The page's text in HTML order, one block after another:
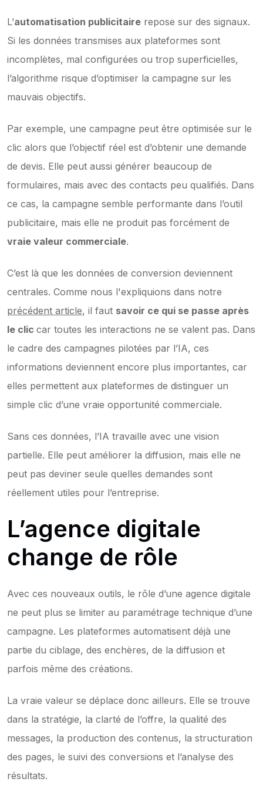
L’automatisation publicitaire repose sur des signaux.
Si les données transmises aux plateformes sont
incomplètes, mal configurées ou trop superficielles,
l’algorithme risque d’optimiser la campagne sur les
mauvais objectifs.
Par exemple, une campagne peut être optimisée sur le
clic alors que l’objectif réel est d’obtenir une demande
de devis. Elle peut aussi générer beaucoup de
formulaires, mais avec des contacts peu qualifiés. Dans
ce cas, la campagne semble performante dans l’outil
vraie valeur commerciale.
C’est là que les données de conversion deviennent
précédent article, il faut savoir ce qui se passe après
le clic car toutes les interactions ne se valent pas. Dans
le cadre des campagnes pilotées par l’IA, ces
informations deviennent encore plus importantes, car
elles permettent aux plateformes de distinguer un
simple clic d’une vraie opportunité commerciale.
Sans ces données, l’IA travaille avec une vision
partielle. Elle peut améliorer la diffusion, mais elle ne
peut pas deviner seule quelles demandes sont
réellement utiles pour l’entreprise.
L’agence digitale
change de rôle
Avec ces nouveaux outils, le rôle d’une agence digitale
ne peut plus se limiter au paramétrage technique d’une
campagne. Les plateformes automatisent déjà une
partie du ciblage, des enchères, de la diffusion et
parfois même des créations.
La vraie valeur se déplace donc ailleurs. Elle se trouve
dans la stratégie, la clarté de l’offre, la qualité des
messages, la production des contenus, la structuration
des pages, le suivi des conversions et l’analyse des
résultats.